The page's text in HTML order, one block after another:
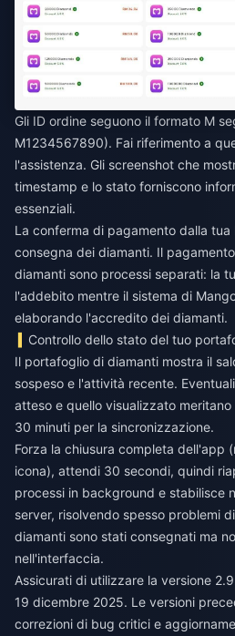
Gli ID ordine seguono il formato M
M1234567890). Fai riferimento a
l'assistenza. Gli screenshot che
timestamp e lo stato forniscono
essenziali.
La conferma di pagamento dalla
consegna dei diamanti. Il
diamanti sono processi separati: la
l'addebito mentre il sistema di
elaborando l'accredito dei diamanti.
Controllo dello stato del tuo
Il portafoglio di diamanti mostra il
sospeso e l'attività recente.
atteso e quello visualizzato
30 minuti per la sincronizzazione.
Forza la chiusura completa dell'app
icona), attendi 30 secondi, quindi
processi in background e stabilisce
server, risolvendo spesso problemi
diamanti sono stati consegnati ma
nell'interfaccia.
Assicurati di utilizzare la versione
19 dicembre 2025. Le versioni
correzioni di bug critici e